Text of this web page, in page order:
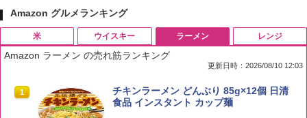
Amazon グルメランキング
米
1 by Amazon 国産ブレンド米 精米 5kg
ウイスキー
1
ブラックニッカ ニッカ Nikka ウィスキ
ー4000ml ブラックニッカクリア ウヰス
ラーメン
Amazon ラーメン の売れ筋ランキング
更新日時：2026/08/10 12:03
1
チキンラーメン どんぶり 85g×12個 日清
食品 インスタント カップ麺
レンジ